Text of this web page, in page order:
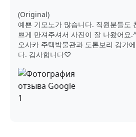
(Original)
예쁜 기모노가 많습니다. 직원분들도
쁘게 만져주셔서 사진이 잘 나왔어요
오사카 주택박물관과 도톤보리 강가
다. 감사합니다♡